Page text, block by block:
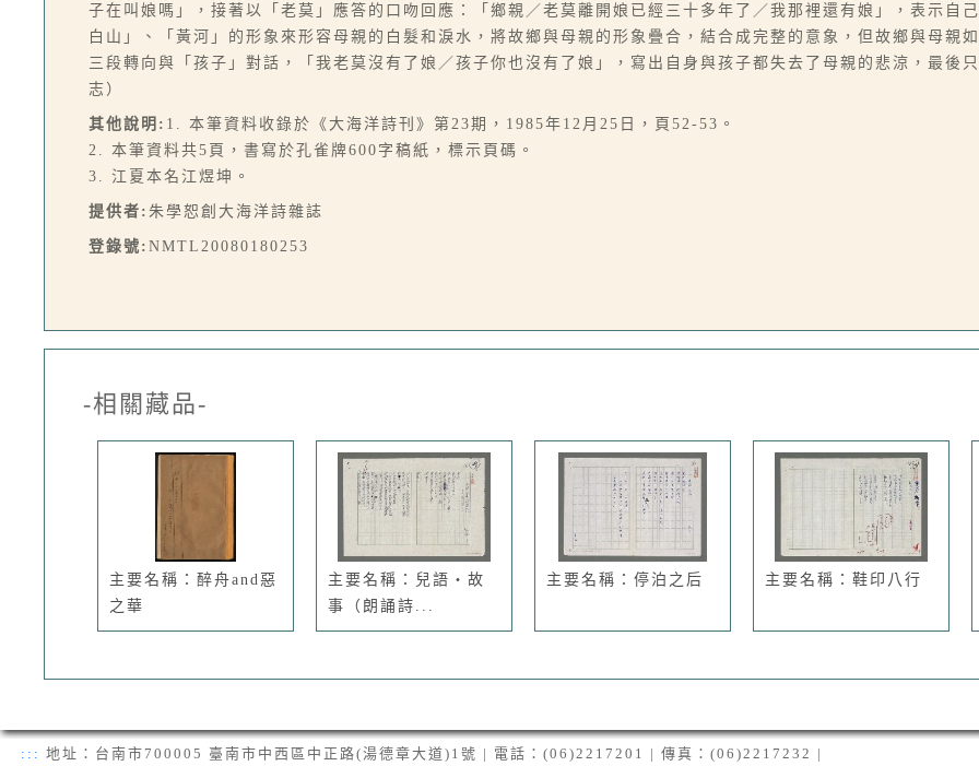
子在叫娘嗎」，接著以「老莫」應答的口吻回應：「鄉親／老莫離開娘已經三十多年了／我那裡還有娘」，表示自
白山」、「黃河」的形象來形容母親的白髮和淚水，將故鄉與母親的形象疊合，結合成完整的意象，但故鄉與母親
三段轉向與「孩子」對話，「我老莫沒有了娘／孩子你也沒有了娘」，寫出自身與孩子都失去了母親的悲涼，最後
志）
其他說明: 1. 本筆資料收錄於《大海洋詩刊》第23期，1985年12月25日，頁52-53。
2. 本筆資料共5頁，書寫於孔雀牌600字稿紙，標示頁碼。
3. 江夏本名江煜坤。
提供者: 朱學恕創大海洋詩雜誌
登錄號: NMTL20080180253
-相關藏品-
主要名稱：醉舟and惡
之華
主要名稱：兒語・故
事（朗誦詩...
主要名稱：停泊之后 主要名稱：鞋印八行
::: 地址：台南市700005 臺南市中西區中正路(湯德章大道)1號 | 電話：(06)2217201 | 傳真：(06)2217232 |